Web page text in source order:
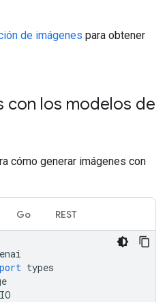
de imágenes para obtener
con los modelos de
cómo generar imágenes con
Go REST
types